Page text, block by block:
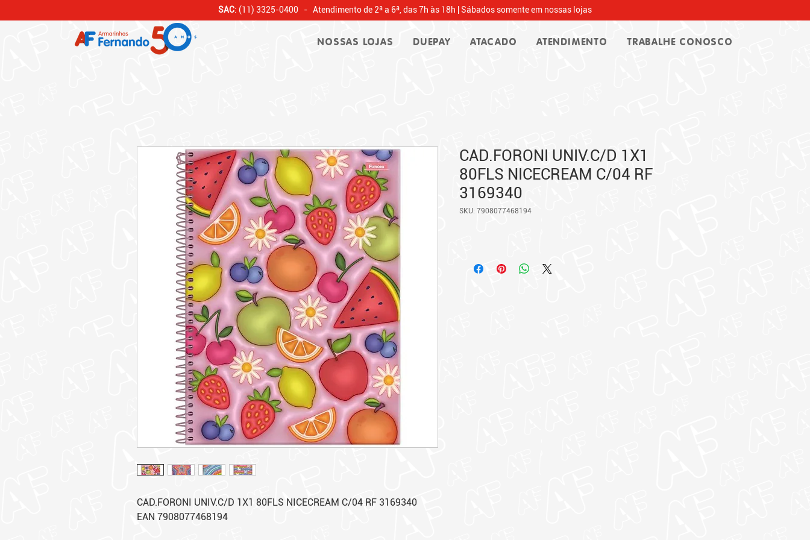
SAC: (11) 3325-0400 - Atendimento de 2ª a 6ª, das 7h às 18h | Sábados somente em nossas lojas
NOSSAS LOJAS DUEPAY ATACADO ATENDIMENTO TRABALHE CONOSCO
CAD.FORONI UNIV.C/D 1X1 80FLS NICECREAM C/04 RF 3169340
EAN 7908077468194
CAD.FORONI UNIV.C/D 1X1
80FLS NICECREAM C/04 RF
3169340
SKU: 7908077468194